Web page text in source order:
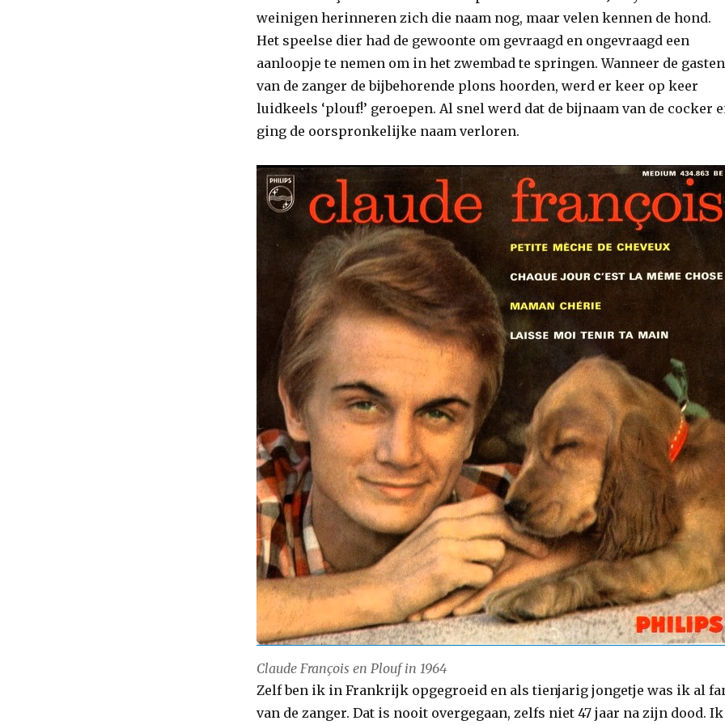
weinigen herinneren zich die naam nog, maar velen kennen de hond.
Het speelse dier had de gewoonte om gevraagd en ongevraagd een
aanloopje te nemen om in het zwembad te springen. Wanneer de gasten
van de zanger de bijbehorende plons hoorden, werd er keer op keer
luidkeels ‘plouf!’ geroepen. Al snel werd dat de bijnaam van de cocker
ging de oorspronkelijke naam verloren.
Claude François en Plouf in 1964
Zelf ben ik in Frankrijk opgegroeid en als tienjarig jongetje was ik al
van de zanger. Dat is nooit overgegaan, zelfs niet 47 jaar na zijn dood. Ik